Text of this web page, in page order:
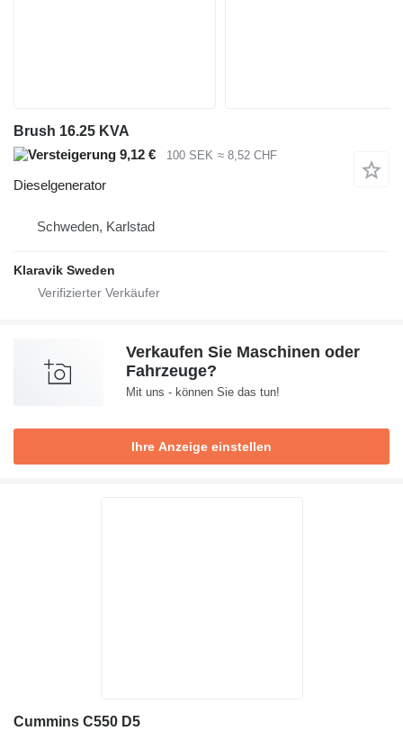
Brush 16.25 KVA
9,12 €
100 SEK ≈ 8,52 CHF
Dieselgenerator
Schweden, Karlstad
Klaravik Sweden
Verkaufen Sie Maschinen oder
Fahrzeuge?
Mit uns - können Sie das tun!
Ihre Anzeige einstellen
Cummins C550 D5